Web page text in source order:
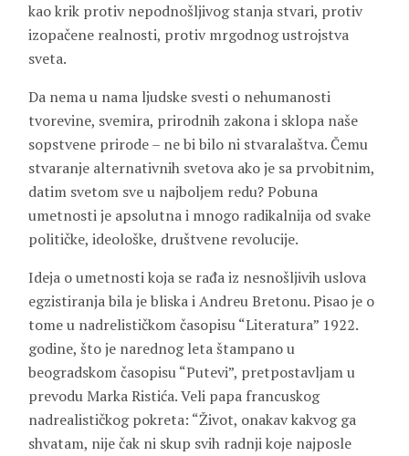
kao krik protiv nepodnošljivog stanja stvari, protiv
izopačene realnosti, protiv mrgodnog ustrojstva
sveta.
Da nema u nama ljudske svesti o nehumanosti
tvorevine, svemira, prirodnih zakona i sklopa naše
sopstvene prirode – ne bi bilo ni stvaralaštva. Čemu
stvaranje alternativnih svetova ako je sa prvobitnim,
datim svetom sve u najboljem redu? Pobuna
umetnosti je apsolutna i mnogo radikalnija od svake
političke, ideološke, društvene revolucije.
Ideja o umetnosti koja se rađa iz nesnošljivih uslova
egzistiranja bila je bliska i Andreu Bretonu. Pisao je o
tome u nadrelističkom časopisu “Literatura” 1922.
godine, što je narednog leta štampano u
beogradskom časopisu “Putevi”, pretpostavljam u
prevodu Marka Ristića. Veli papa francuskog
nadrealističkog pokreta: “Život, onakav kakvog ga
shvatam, nije čak ni skup svih radnji koje najposle